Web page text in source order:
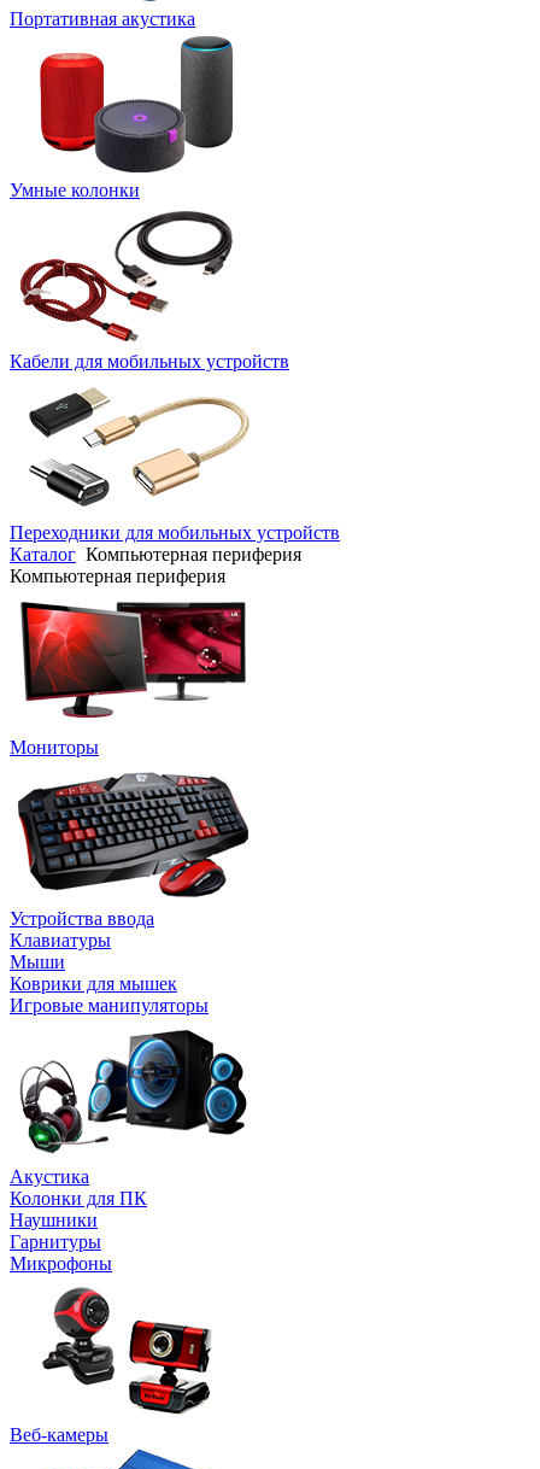
Портативная акустика
Умные колонки
Кабели для мобильных устройств
Переходники для мобильных устройств
Каталог Компьютерная периферия
Компьютерная периферия
Мониторы
Устройства ввода
Клавиатуры
Мыши
Коврики для мышек
Игровые манипуляторы
Акустика
Колонки для ПК
Наушники
Гарнитуры
Микрофоны
Веб-камеры